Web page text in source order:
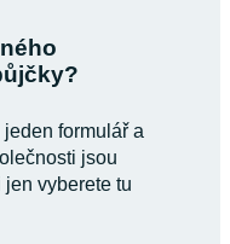
formulář a
jsou
vyberete tu